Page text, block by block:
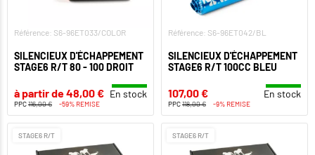
Référence: S6-96ET033/COLOR
SILENCIEUX D'ÉCHAPPEMENT
STAGE6 R/T 80 - 100 DROIT
à partir de 48,00 € En stock
PPC116,00 € -59% REMISE
Référence: S6-96ET042/BL
SILENCIEUX D'ÉCHAPPEMENT
STAGE6 R/T 100CC BLEU
107,00 € En stock
PPC118,00 € -9% REMISE
STAGE6 R/T STAGE6 R/T